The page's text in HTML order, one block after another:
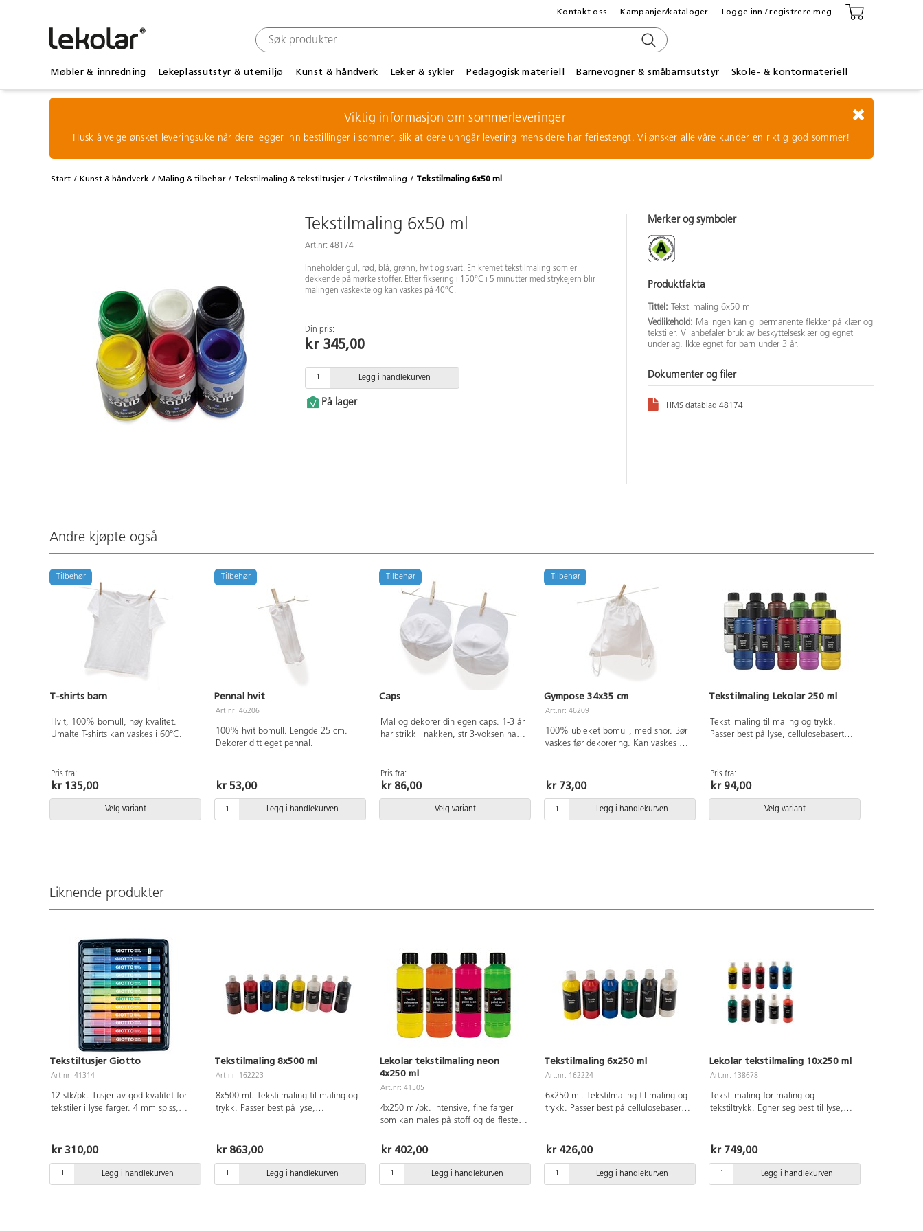
Møbler & innredning Lekeplassutstyr & utemiljø Kunst & håndverk Leker & sykler Pedagogisk materiell Barnevogner & småbarnsutstyr Skole- & kontormateriell
Kontakt oss Kampanjer/kataloger Logge inn / registrere meg
Viktig informasjon om sommerleveringer
Husk å velge ønsket leveringsuke når dere legger inn bestillinger i sommer, slik at dere unngår levering mens dere har feriestengt. Vi ønsker alle våre kunder en riktig god sommer!
Start Kunst & håndverk Maling & tilbehør Tekstilmaling & tekstiltusjer Tekstilmaling Tekstilmaling 6x50 ml
Tekstilmaling 6x50 ml
Art.nr: 48174
Inneholder gul, rød, blå, grønn, hvit og svart. En kremet tekstilmaling som er
dekkende på mørke stoffer. Etter fiksering i 150°C i 5 minutter med strykejern blir
malingen vaskekte og kan vaskes på 40°C.
Din pris:
kr 345,00
Legg i handlekurven
På lager
Merker og symboler
Produktfakta
Tittel:
Tekstilmaling 6x50 ml
Vedlikehold: Malingen kan gi permanente flekker på klær og
tekstiler. Vi anbefaler bruk av beskyttelsesklær og egnet
underlag. Ikke egnet for barn under 3 år.
Dokumenter og filer
HMS datablad 48174
Andre kjøpte også
Tilbehør
T-shirts barn
Hvit, 100% bomull, høy kvalitet.
Umalte T-shirts kan vaskes i 60°C.
Pris fra:
kr 135,00
Velg variant
Tilbehør
Pennal hvit
Art.nr: 46206
100% hvit bomull. Lengde 25 cm.
Dekorer ditt eget pennal.
kr 53,00
Legg i handlekurven
Tilbehør
Caps
Mal og dekorer din egen caps. 1-3 år
har strikk i nakken, str 3-voksen har
hvite.
Pris fra:
kr 86,00
Velg variant
Tilbehør
Gympose 34x35 cm
Art.nr: 46209
100% ubleket bomull, med snor. Bør
vaskes før dekorering. Kan vaskes på
kr 73,00
Legg i handlekurven
Tekstilmaling Lekolar 250 ml
Tekstilmaling til maling og trykk.
Passer best på lyse, cellulosebaserte
119390 før dekorering. Fikseres med
strykejern i fem minutter etter
tørking. Kan da vaskes i opp til 40°C.
Malingen kan sette flekker selv uten
fiksering så beskytt derfor klær og
Pris fra:
kr 94,00
Velg variant
Liknende produkter
Tekstiltusjer Giotto
Art.nr: 41314
12 stk/pk. Tusjer av god kvalitet for
tekstiler i lyse farger. 4 mm spiss,
horisontalt for best funksjon og lengre
levetid. La det tørke godt på stoffet
før det fikseres med strykejern (3
prikker) i 10-15 sek. Bruk gjerne
kr 310,00
Legg i handlekurven
Tekstilmaling 8x500 ml
Art.nr: 162223
8x500 ml. Tekstilmaling til maling og
trykk. Passer best på lyse,
med dekkhvit (119390) før
dekorering. Fikseres med strykejern
på 50-60°C i fem minutter etter
tørking. Kan da vaskes i opp til 40°C.
kr 863,00
Legg i handlekurven
Lekolar tekstilmaling neon
4x250 ml
Art.nr: 41505
4x250 ml/pk. Intensive, fine farger
som kan males på stoff og de fleste
malingen fikseres ned strykejern (3
prikker) i fem minutter etter at
malingen har tørket. Kan vaskes i
40°C. Malingen kan gi flekker,
kr 402,00
Legg i handlekurven
Tekstilmaling 6x250 ml
Art.nr: 162224
6x250 ml. Tekstilmaling til maling og
trykk. Passer best på cellulosebaserte
(119390) før dekorering. Fikseres med
strykejern på 50-60°C i fem minutter
etter tørking. Kan da vaskes i opp til
40°C. Malingen kan sette flekker
kr 426,00
Legg i handlekurven
Lekolar tekstilmaling 10x250 ml
Art.nr: 138678
Tekstilmaling for maling og
tekstiltrykk. Egner seg best til lyse,
grunnes med dekkende hvit
tekstilfarge 41311. Fikseres med
strykejern (symbol strykejern med 3
prikker) i fem minutter etter at
kr 749,00
Legg i handlekurven